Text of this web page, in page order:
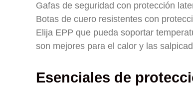
Gafas de seguridad con protección
Botas de cuero resistentes con
Elija EPP que pueda soportar
son mejores para el calor y las
Esenciales de